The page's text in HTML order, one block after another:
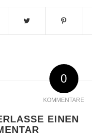
0
KOMMENTARE
EINEN